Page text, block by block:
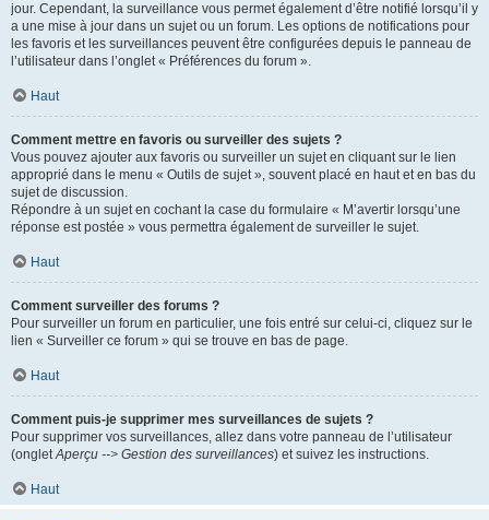
jour. Cependant, la surveillance vous permet également d’être notifié lorsqu’il y
a une mise à jour dans un sujet ou un forum. Les options de notifications pour
les favoris et les surveillances peuvent être configurées depuis le panneau de
l’utilisateur dans l’onglet « Préférences du forum ».
Haut
Comment mettre en favoris ou surveiller des sujets ?
Vous pouvez ajouter aux favoris ou surveiller un sujet en cliquant sur le lien
approprié dans le menu « Outils de sujet », souvent placé en haut et en bas du
sujet de discussion.
Répondre à un sujet en cochant la case du formulaire « M’avertir lorsqu’une
réponse est postée » vous permettra également de surveiller le sujet.
Haut
Comment surveiller des forums ?
Pour surveiller un forum en particulier, une fois entré sur celui-ci, cliquez sur le
lien « Surveiller ce forum » qui se trouve en bas de page.
Haut
Comment puis-je supprimer mes surveillances de sujets ?
Pour supprimer vos surveillances, allez dans votre panneau de l’utilisateur
(ongletAperçu --> Gestion des surveillances) et suivez les instructions.
Haut